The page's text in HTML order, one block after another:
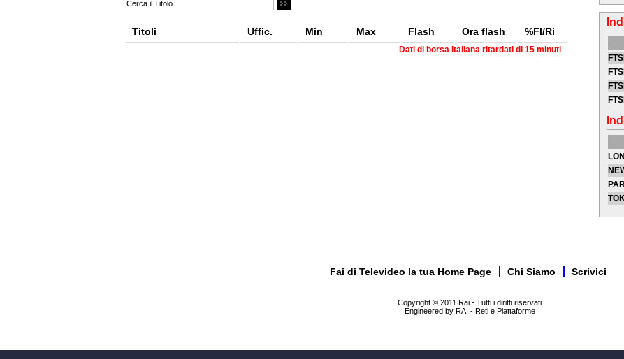
Titoli Uffic. Min Max Flash Ora flash %Fl/Ri
Dati di borsa italiana ritardati di 15 minuti
Fai di Televideo la tua Home Page Chi Siamo Scrivici
Copyright © 2011 Rai - Tutti i diritti riservati
Engineered by RAI - Reti e Piattaforme